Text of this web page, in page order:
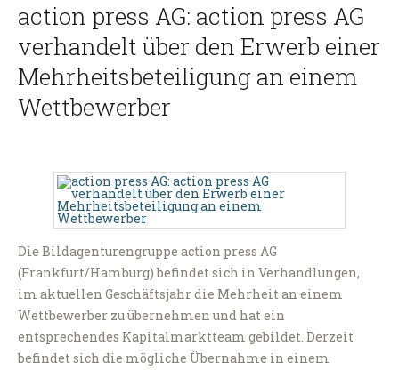
action press AG: action press AG
verhandelt über den Erwerb einer
Mehrheitsbeteiligung an einem
Wettbewerber
Die Bildagenturengruppe action press AG
(Frankfurt/Hamburg) befindet sich in Verhandlungen,
im aktuellen Geschäftsjahr die Mehrheit an einem
Wettbewerber zu übernehmen und hat ein
entsprechendes Kapitalmarktteam gebildet. Derzeit
befindet sich die mögliche Übernahme in einem